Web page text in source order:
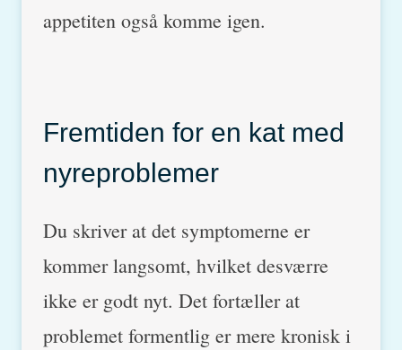
appetiten også komme igen.
Fremtiden for en kat med
nyreproblemer
Du skriver at det symptomerne er
kommer langsomt, hvilket desværre
ikke er godt nyt. Det fortæller at
problemet formentlig er mere kronisk i